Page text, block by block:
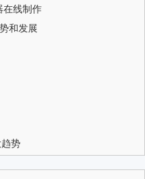
在线制作
和发展
势